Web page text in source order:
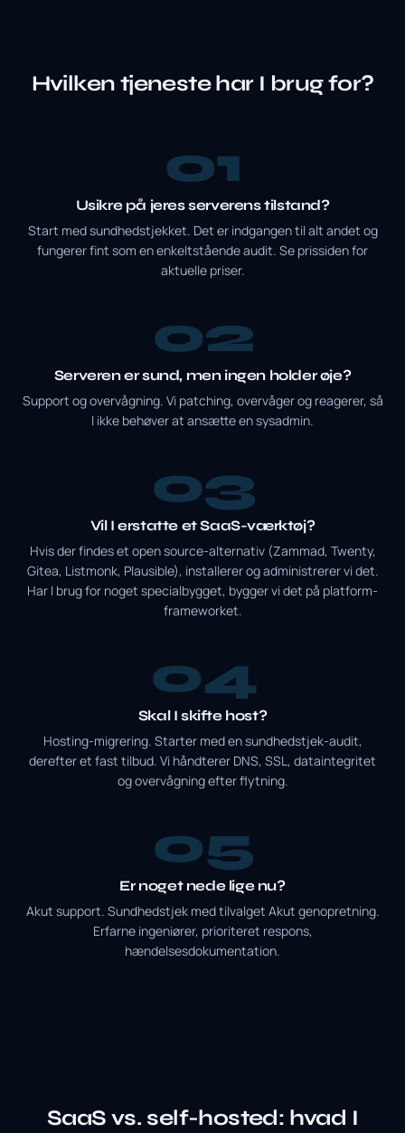
Hvilken tjeneste har I brug for?
1
Usikre på jeres serverens tilstand?
Start med sundhedstjekket. Det er indgangen til alt andet og
fungerer fint som en enkeltstående audit. Se prissiden for
aktuelle priser.
2
Serveren er sund, men ingen holder øje?
Support og overvågning. Vi patching, overvåger og reagerer, så
I ikke behøver at ansætte en sysadmin.
3
Vil I erstatte et SaaS-værktøj?
Hvis der findes et open source-alternativ (Zammad, Twenty,
Gitea, Listmonk, Plausible), installerer og administrerer vi det.
Har I brug for noget specialbygget, bygger vi det på platform-
frameworket.
4
Skal I skifte host?
Hosting-migrering. Starter med en sundhedstjek-audit,
derefter et fast tilbud. Vi håndterer DNS, SSL, dataintegritet
og overvågning efter flytning.
5
Er noget nede lige nu?
Akut support. Sundhedstjek med tilvalget Akut genopretning.
Erfarne ingeniører, prioriteret respons,
hændelsesdokumentation.
SaaS vs. self-hosted: hvad I